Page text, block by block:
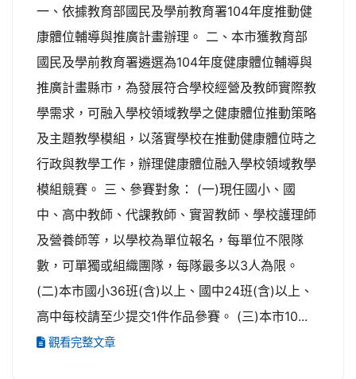
一、依據教育部國民及學前教育署104年度推動健
康體位輔導與推廣計畫辦理。 二、本市獲教育部
國民及學前教育署遴選為104年度健康體位輔導與
推廣計畫縣市，為發展符合學校經營及教師實際教
學需求，可融入學校領域教學之健康體位推動策略
及主題教學模組，以落實學校在推動健康體位時之
行政與教學工作，辦理健康體位融入學校領域教學
模組競賽。 三、參賽對象： (一)現任國小、國
中、高中教師、代課教師、實習教師、學校護理師
及營養師等，以學校為單位報名，每單位不限隊
數，可單獨或組織團隊，每隊最多以3人為限。
(二)本市國小36班(含)以上、國中24班(含)以上、
高中每校請至少提交1件作品參賽。 (三)本市10...
觀看完整文章